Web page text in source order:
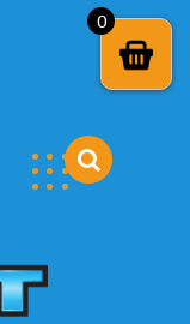
0